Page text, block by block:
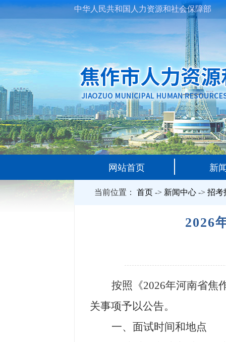
中华人民共和国人力资源和社会保障部
网站首页 新
当前位置： 首页-> 新闻中心-> 招考
2026
按照《2026年河南省焦
关事项予以公告。
一、面试时间和地点